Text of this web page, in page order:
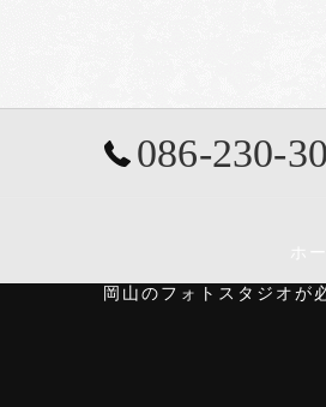
086-230-
岡山のフォトスタジオが